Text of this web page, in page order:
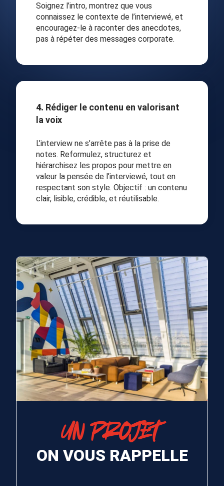
Soignez l’intro, montrez que vous
connaissez le contexte de l’interviewé, et
encouragez-le à raconter des anecdotes,
pas à répéter des messages corporate.
4. Rédiger le contenu en valorisant
la voix
L’interview ne s’arrête pas à la prise de
notes. Reformulez, structurez et
hiérarchisez les propos pour mettre en
valeur la pensée de l’interviewé, tout en
respectant son style. Objectif : un contenu
clair, lisible, crédible, et réutilisable.
UN PROJET
ON VOUS RAPPELLE